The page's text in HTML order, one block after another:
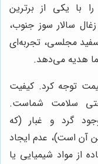
با یکی از برترین
زغال سالار سوز جنوب،
مجلسی، تجربه‌ای
هدیه می‌دهد.
توجه کرد. کیفیت
حتی سلامت شماست.
گرد و غبار (که
آن است)، عدم ایجاد
از مواد شیمیایی یا